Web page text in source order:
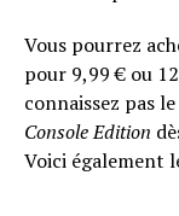
Vous pourrez
pour 9,99 € ou
connaissez pas
Console Edition
Voici également